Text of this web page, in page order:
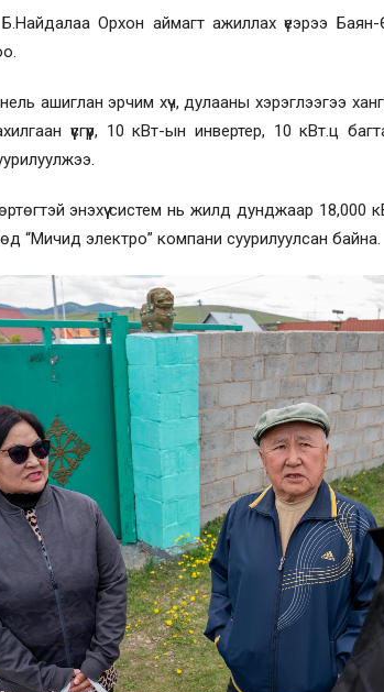
Орхон аймагт ажиллах үеэрээ
ашиглан эрчим хүч, дулааны хэрэглээгээ
үүсгүүр, 10 кВт-ын инвертер, 10 кВт.ц
энэхүү систем нь жилд дунджаар 18,000
“Мичид электро” компани суурилуулсан байна.